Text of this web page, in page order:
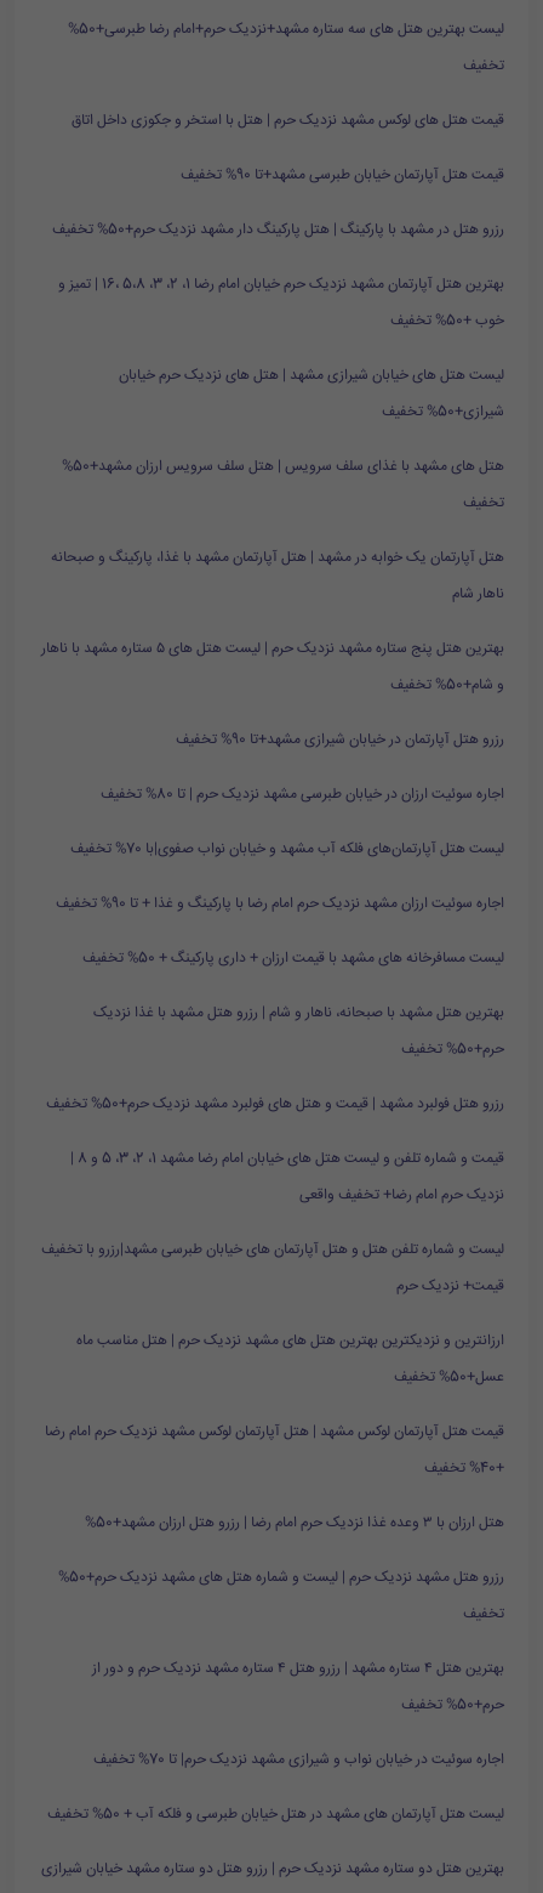
لیست بهترین هتل های سه ستاره مشهد+نزدیک حرم+امام رضا طبرسی+50%
تخفیف
قیمت هتل های لوکس مشهد نزدیک حرم | هتل با استخر و جکوزی داخل اتاق
قیمت هتل آپارتمان خیابان طبرسی مشهد+تا 90% تخفیف
رزرو هتل در مشهد با پارکینگ | هتل پارکینگ دار مشهد نزدیک حرم+50% تخفیف
بهترین هتل آپارتمان مشهد نزدیک حرم خیابان امام رضا 1، 2، 3، 5،8 ،16 | تمیز و
خوب +50% تخفیف
لیست هتل های خیابان شیرازی مشهد | هتل های نزدیک حرم خیابان
شیرازی+50% تخفیف
هتل های مشهد با غذای سلف سرویس | هتل سلف سرویس ارزان مشهد+50%
تخفیف
هتل آپارتمان یک خوابه در مشهد | هتل آپارتمان مشهد با غذا، پارکینگ و صبحانه
ناهار شام
بهترین هتل پنج ستاره مشهد نزدیک حرم | لیست هتل های ۵ ستاره مشهد با ناهار
و شام+50% تخفیف
رزرو هتل آپارتمان در خیابان شیرازی مشهد+تا 90% تخفیف
اجاره سوئیت ارزان در خیابان طبرسی مشهد نزدیک حرم | تا 80% تخفیف
لیست هتل آپارتمان‌های فلکه آب مشهد و خیابان نواب صفوی|با 70% تخفیف
اجاره سوئیت ارزان مشهد نزدیک حرم امام رضا با پارکینگ و غذا + تا 90% تخفیف
لیست مسافرخانه های مشهد با قیمت ارزان + داری پارکینگ + 50% تخفیف
بهترین هتل مشهد با صبحانه، ناهار و شام | رزرو هتل مشهد با غذا نزدیک
حرم+50% تخفیف
رزرو هتل فولبرد مشهد | قیمت و هتل های فولبرد مشهد نزدیک حرم+50% تخفیف
قیمت و شماره تلفن و لیست هتل های خیابان امام رضا مشهد 1، 2، 3، 5 و 8 |
نزدیک حرم امام رضا+ تخفیف واقعی
لیست و شماره تلفن هتل و هتل آپارتمان های خیابان طبرسی مشهد|رزرو با تخفیف
قیمت+ نزدیک حرم
ارزانترین و نزدیکترین بهترین هتل های مشهد نزدیک حرم | هتل مناسب ماه
عسل+50% تخفیف
قیمت هتل آپارتمان لوکس مشهد | هتل آپارتمان لوکس مشهد نزدیک حرم امام رضا
+40% تخفیف
هتل ارزان با ۳ وعده غذا نزدیک حرم امام رضا | رزرو هتل ارزان مشهد+50%
رزرو هتل مشهد نزدیک حرم | لیست و شماره هتل های مشهد نزدیک حرم+50%
تخفیف
بهترین هتل ۴ ستاره مشهد | رزرو هتل ۴ ستاره مشهد نزدیک حرم و دور از
حرم+50% تخفیف
اجاره سوئیت در خیابان نواب و شیرازی مشهد نزدیک حرم| تا 70% تخفیف
لیست هتل آپارتمان های مشهد در هتل خیابان طبرسی و فلکه آب + 50% تخفیف
بهترین هتل دو ستاره مشهد نزدیک حرم | رزرو هتل دو ستاره مشهد خیابان شیرازی